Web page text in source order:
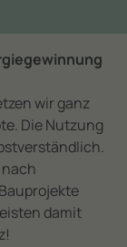
wir ganz
Die Nutzung
damit